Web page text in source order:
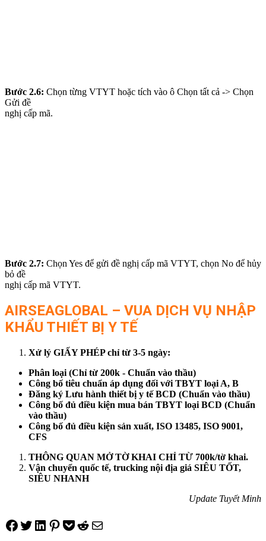
Bước 2.6: Chọn từng VTYT hoặc tích vào ô Chọn tất cả -> Chọn
Gửi đề
nghị cấp mã.
Bước 2.7: Chọn Yes để gửi đề nghị cấp mã VTYT, chọn No để hủy
bỏ đề
nghị cấp mã VTYT.
AIRSEAGLOBAL – VUA DỊCH VỤ NHẬP
KHẨU THIẾT BỊ Y TẾ
Xử lý GIẤY PHÉP chỉ từ 3-5 ngày:
Phân loại (Chỉ từ 200k - Chuẩn vào thầu)
Công bố tiêu chuẩn áp dụng đối với TBYT loại A, B
Đăng ký Lưu hành thiết bị y tế BCD (Chuẩn vào thầu)
Công bố đủ điều kiện mua bán TBYT loại BCD (Chuẩn
vào thầu)
Công bố đủ điều kiện sản xuất, ISO 13485, ISO 9001,
CFS
THÔNG QUAN MỞ TỜ KHAI CHỈ TỪ 700k/tờ khai.
Vận chuyển quốc tế, trucking nội địa giá SIÊU TỐT,
SIÊU NHANH
Update Tuyết Minh
Share on Facebook
Tweet on Twitter
Share on LinkedIn
Pin on Pinterest
Save to pocket
Share on Reddit
Share via Email